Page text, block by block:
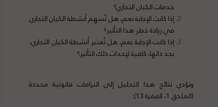
خدمات الكيان التجاري؟
إذا كانت الإجابة نعم، هل تُسهم أنشطة الكيان التجاري
في زيادة خطر هذا التأثير؟
إذا كانت الإجابة نعم، هل تُعتبر أنشطة الكيان التجاري،
بحد ذاتها، كافية لإحداث ذلك التأثير؟
وتؤدي نتائج هذا التحليل إلى التزامات قانونية محددة
(الملحق 1، الفقرة 13):